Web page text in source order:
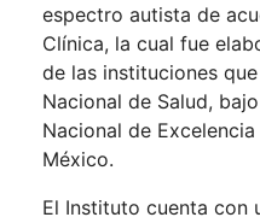
espectro autista de
Clínica, la cual fue
de las instituciones
Nacional de Salud,
Nacional de
México.
El Instituto cuenta con